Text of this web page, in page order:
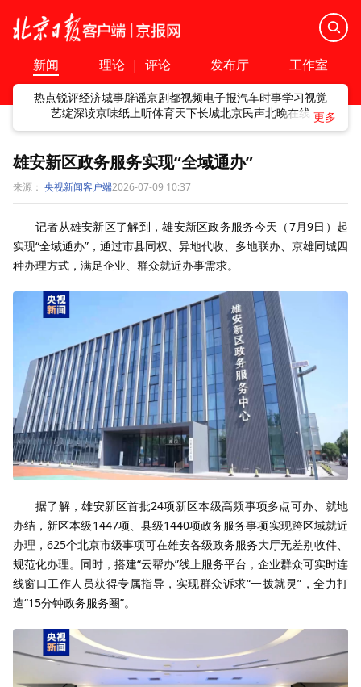
新闻 理论 | 评论 发布厅 工作室
热点锐评经济城事辟谣京剧都视频电子报汽车时事学习视觉
艺绽深读京味纸上听体育天下长城北京民声北晚在线
雄安新区政务服务实现“全域通办”
来源： 央视新闻客户端2026-07-09 10:37
记者从雄安新区了解到，雄安新区政务服务今天（7月9日）起
实现“全域通办”，通过市县同权、异地代收、多地联办、京雄同城四
种办理方式，满足企业、群众就近办事需求。
据了解，雄安新区首批24项新区本级高频事项多点可办、就地
办结，新区本级1447项、县级1440项政务服务事项实现跨区域就近
办理，625个北京市级事项可在雄安各级政务服务大厅无差别收件、
规范化办理。同时，搭建“云帮办”线上服务平台，企业群众可实时连
线窗口工作人员获得专属指导，实现群众诉求“一拨就灵”，全力打
造“15分钟政务服务圈”。